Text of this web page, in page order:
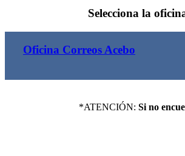
Selecciona la
Oficina Correos Acebo
*ATENCIÓN: Si no